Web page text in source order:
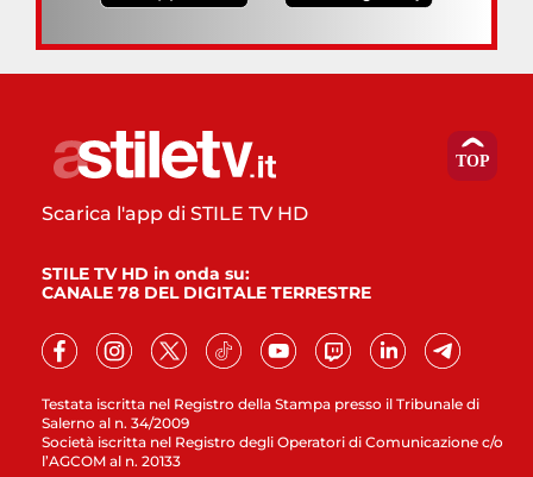
Testata iscritta nel Registro della Stampa presso il Tribunale di
Salerno al n. 34/2009
Società iscritta nel Registro degli Operatori di Comunicazione c/o
l’AGCOM al n. 20133
Scarica l'app di STILE TV HD
STILE TV HD in onda su:
CANALE 78 DEL DIGITALE TERRESTRE